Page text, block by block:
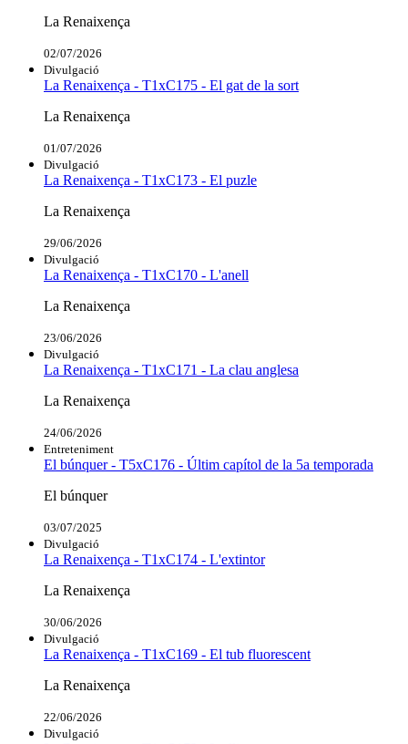
La Renaixença
02/07/2026
Divulgació
La Renaixença - T1xC175 - El gat de la sort
La Renaixença
01/07/2026
Divulgació
La Renaixença - T1xC173 - El puzle
La Renaixença
29/06/2026
Divulgació
La Renaixença - T1xC170 - L'anell
La Renaixença
23/06/2026
Divulgació
La Renaixença - T1xC171 - La clau anglesa
La Renaixença
24/06/2026
Entreteniment
El búnquer - T5xC176 - Últim capítol de la 5a temporada
El búnquer
03/07/2025
Divulgació
La Renaixença - T1xC174 - L'extintor
La Renaixença
30/06/2026
Divulgació
La Renaixença - T1xC169 - El tub fluorescent
La Renaixença
22/06/2026
Divulgació